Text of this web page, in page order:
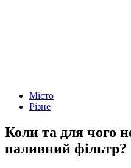
Місто
Різне
Коли та для чого
паливний фільтр?